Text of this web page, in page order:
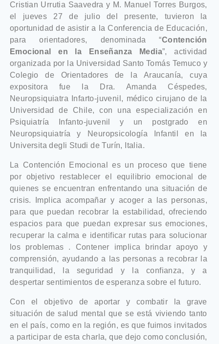
Cristian Urrutia Saavedra y M. Manuel Torres Burgos,
el jueves 27 de julio del presente, tuvieron la
oportunidad de asistir a la Conferencia de Educación,
para orientadores, denominada “Contención
Emocional en la Enseñanza Media”, actividad
organizada por la Universidad Santo Tomás Temuco y
Colegio de Orientadores de la Araucanía, cuya
expositora fue la Dra. Amanda Céspedes,
Neuropsiquiatra Infarto-juvenil, médico cirujano de la
Universidad de Chile, con una especialización en
Psiquiatría Infanto-juvenil y un postgrado en
Neuropsiquiatría y Neuropsicología Infantil en la
Universita degli Studi de Turín, Italia.
La Contención Emocional es un proceso que tiene
por objetivo restablecer el equilibrio emocional de
quienes se encuentran enfrentando una situación de
crisis. Implica acompañar y acoger a las personas,
para que puedan recobrar la estabilidad, ofreciendo
espacios para que puedan expresar sus emociones,
recuperar la calma e identificar rutas para solucionar
los problemas . Contener implica brindar apoyo y
comprensión, ayudando a las personas a recobrar la
tranquilidad, la seguridad y la confianza, y a
despertar sentimientos de esperanza sobre el futuro.
Con el objetivo de aportar y combatir la grave
situación de salud mental que se está viviendo tanto
en el país, como en la región, es que fuimos invitados
a participar de esta charla, que dejo como conclusión,